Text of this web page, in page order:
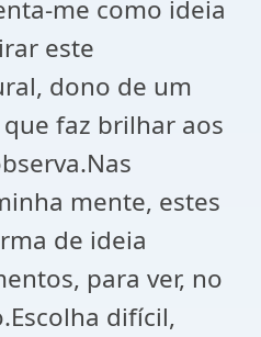
me como ideia
este
dono de um
faz brilhar aos
mente, estes
de ideia
para ver, no
difícil,